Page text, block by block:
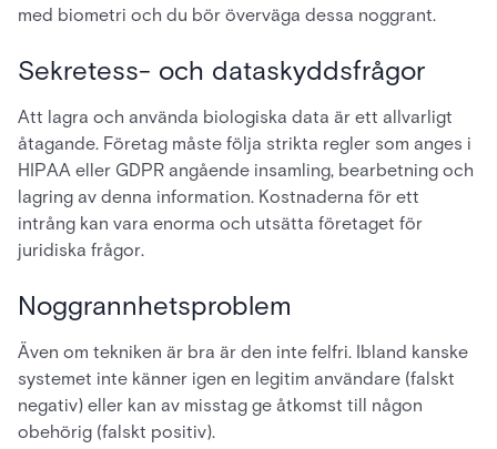
med biometri och du bör överväga dessa noggrant.
Sekretess- och dataskyddsfrågor
Att lagra och använda biologiska data är ett allvarligt
åtagande. Företag måste följa strikta regler som anges i
HIPAA eller GDPR angående insamling, bearbetning och
lagring av denna information. Kostnaderna för ett
intrång kan vara enorma och utsätta företaget för
juridiska frågor.
Noggrannhetsproblem
Även om tekniken är bra är den inte felfri. Ibland kanske
systemet inte känner igen en legitim användare (falskt
negativ) eller kan av misstag ge åtkomst till någon
obehörig (falskt positiv).